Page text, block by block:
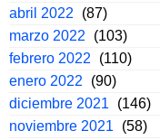
abril 2022
(87)
marzo 2022
(103)
febrero 2022
(110)
enero 2022
(90)
diciembre 2021
(146)
noviembre 2021
(58)